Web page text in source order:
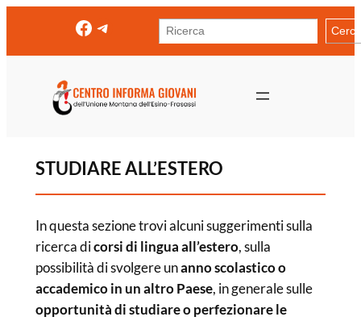
contenuto
Facebook
TelegramCerca Cerca
STUDIARE ALL’ESTERO
In questa sezione trovi alcuni suggerimenti sulla
ricerca dicorsi di lingua all’estero, sulla
possibilità di svolgere unanno scolastico o
accademico in un altro Paese, in generale sulle
opportunità di studiare o perfezionare le